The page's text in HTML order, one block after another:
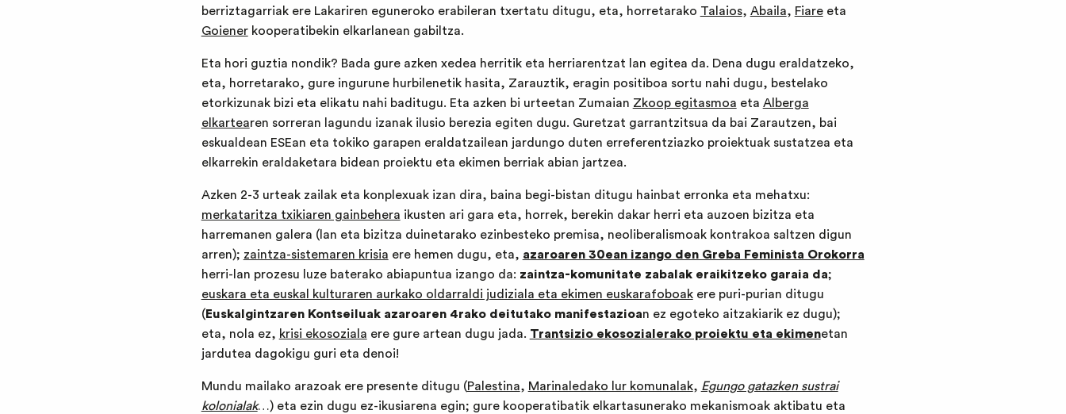
berriztagarriak ere Lakariren eguneroko erabileran txertatu ditugu, eta, horretarako Talaios, Abaila, Fiareeta
Goienerkooperatibekin elkarlanean gabiltza.
Eta hori guztia nondik? Bada gure azken xedea herritik eta herriarentzat lan egitea da. Dena dugu eraldatzeko,
eta, horretarako, gure ingurune hurbilenetik hasita, Zarauztik, eragin positiboa sortu nahi dugu, bestelako
etorkizunak bizi eta elikatu nahi baditugu. Eta azken bi urteetan Zumaian Zkoop egitasmoa eta Alberga
elkartearen sorreran lagundu izanak ilusio berezia egiten dugu. Guretzat garrantzitsua da bai Zarautzen, bai
eskualdean ESEan eta tokiko garapen eraldatzailean jardungo duten erreferentziazko proiektuak sustatzea eta
elkarrekin eraldaketara bidean proiektu eta ekimen berriak abian jartzea.
Azken 2-3 urteak zailak eta konplexuak izan dira, baina begi-bistan ditugu hainbat erronka eta mehatxu:
merkataritza txikiaren gainbehera ikusten ari gara eta, horrek, berekin dakar herri eta auzoen bizitza eta
harremanen galera (lan eta bizitza duinetarako ezinbesteko premisa, neoliberalismoak kontrakoa saltzen digun
arren); zaintza-sistemaren krisia ere hemen dugu, eta, azaroaren 30ean izango den Greba Feminista Orokorra
herri-lan prozesu luze baterako abiapuntua izango da: zaintza-komunitate zabalak eraikitzeko garaia da;
euskara eta euskal kulturaren aurkako oldarraldi judiziala eta ekimen euskarafoboakere puri-purian ditugu
(Euskalgintzaren Kontseiluak azaroaren 4rako deitutako manifestazioan ez egoteko aitzakiarik ez dugu);
eta, nola ez, krisi ekosoziala ere gure artean dugu jada. Trantsizio ekosozialerako proiektu eta ekimenetan
jardutea dagokigu guri eta denoi!
Mundu mailako arazoak ere presente ditugu (Palestina, Marinaledako lur komunalak, Egungo gatazken sustrai
kolonialak…) eta ezin dugu ez-ikusiarena egin; gure kooperatibatik elkartasunerako mekanismoak aktibatu eta